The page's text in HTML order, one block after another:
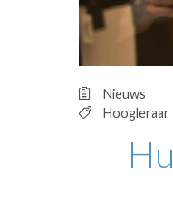
Nieuws
Hoogleraar